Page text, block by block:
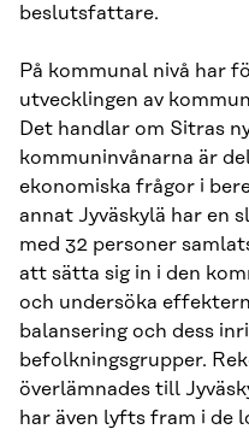
beslutsfattare.
På kommunal nivå har
utvecklingen av
Det handlar om Sitras
kommuninvånarna är
ekonomiska frågor i
annat Jyväskylä har en
med 32 personer
att sätta sig in i den
och undersöka
balansering och dess
befolkningsgrupper.
överlämnades till
har även lyfts fram i de